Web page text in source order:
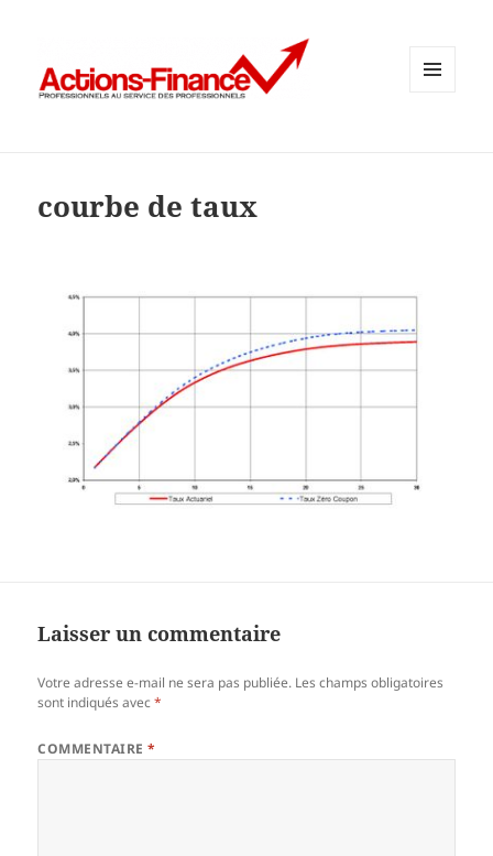
courbe de taux
Laisser un commentaire
Votre adresse e-mail ne sera pas publiée. Les champs obligatoires
sont indiqués avec*
COMMENTAIRE*